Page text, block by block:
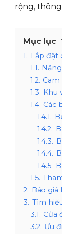
rộng,
Mục lục
1. Lắp đặt
1.1.
1.2.
1.3. Khu
1.4. Các
1.4.1.
1.4.2.
1.4.3.
1.4.4.
1.4.5.
1.5.
2. Báo giá
3. Tìm
3.1. Cửa
3.2. Ưu